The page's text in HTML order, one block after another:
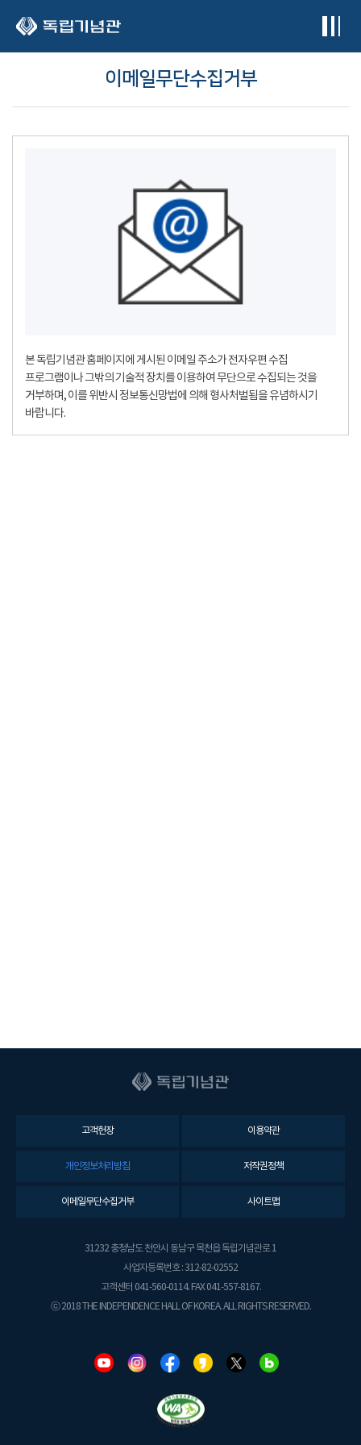
이메일무단수집거부
본 독립기념관 홈페이지에 게시된 이메일 주소가 전자우편 수집
프로그램이나 그밖의 기술적 장치를 이용하여 무단으로 수집되는 것을
거부하며, 이를 위반시 정보통신망법에 의해 형사처벌됨을 유념하시기
바랍니다.
고객헌장 이용약관
개인정보처리방침 저작권정책
이메일무단수집거부 사이트맵
31232 충청남도 천안시 동남구 목천읍 독립기념관로 1
사업자등록번호 : 312-82-02552
고객센터 041-560-0114. FAX 041-557-8167.
ⓒ 2018 THE INDEPENDENCE HALL OF KOREA. ALL RIGHTS RESERVED.